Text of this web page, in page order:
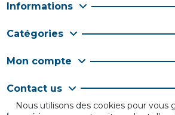
Informations
Catégories
Mon compte
Contact us
Nous utilisons des cookies pour vous